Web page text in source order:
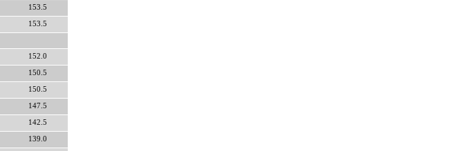
153.5
153.5
152.0
150.5
150.5
147.5
142.5
139.0